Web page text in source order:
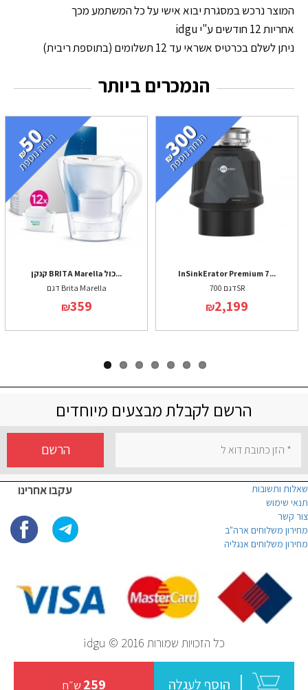
המוצר נרכש במסגרת יבוא אישי על כל המשתמע מכך
אחריות 12 חודשים ע"י idgu
ניתן לשלם בכרטיס אשראי עד 12 תשלומים (בתוספת ריבית)
הוסף לעגלה 259 ש״ח
הנמכרים ביותר
קנקן BRITA Marella כול...
דגם Brita Marella
₪359
InSinkErator Premium 7...
דגם 700SR
₪2,199
הרשם לקבלת מבצעים מיוחדים
הרשם
עקבו אחרינו
שאלות ותשובות
תנאי שימוש
צור קשר
מחירון משלוחים ארה"ב
מחירון משלוחים אנגליה
כל הזכויות שמורות idgu © 2016